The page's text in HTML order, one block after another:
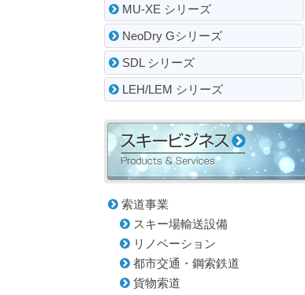
MU-XE シリーズ
NeoDry Gシリーズ
SDL シリーズ
LEH/LEM シリーズ
索道事業
スキー場輸送設備
リノベーション
都市交通・鋼索鉄道
貨物索道